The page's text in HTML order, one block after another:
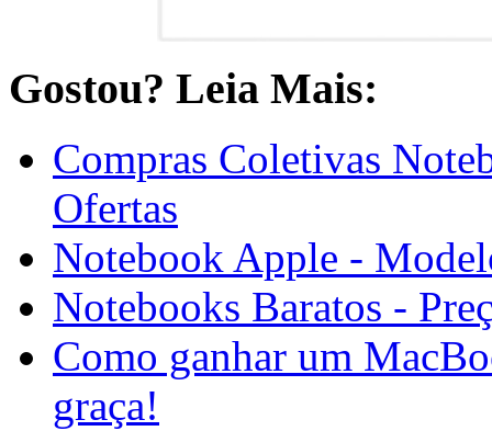
Gostou? Leia Mais:
Compras Coletivas
Ofertas
Notebook Apple -
Notebooks Baratos -
Como ganhar um
graça!